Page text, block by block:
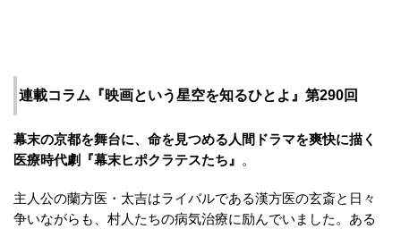
連載コラム『映画という星空を知るひとよ』第290回
幕末の京都を舞台に、命を見つめる人間ドラマを爽快に描く
医療時代劇『幕末ヒポクラテスたち』
。
主人公の蘭方医・太吉はライバルである漢方医の玄斎と日々
争いながらも、村人たちの病気治療に励んでいました。ある